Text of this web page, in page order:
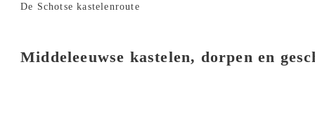
De Schotse kastelenroute
Middeleeuwse kastelen, dorpen en